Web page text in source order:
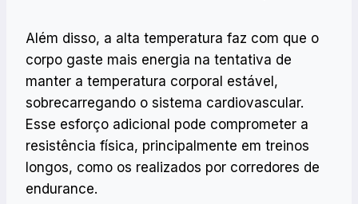
Além disso, a alta temperatura faz com que o
corpo gaste mais energia na tentativa de
manter a temperatura corporal estável,
sobrecarregando o sistema cardiovascular.
Esse esforço adicional pode comprometer a
resistência física, principalmente em treinos
longos, como os realizados por corredores de
endurance.